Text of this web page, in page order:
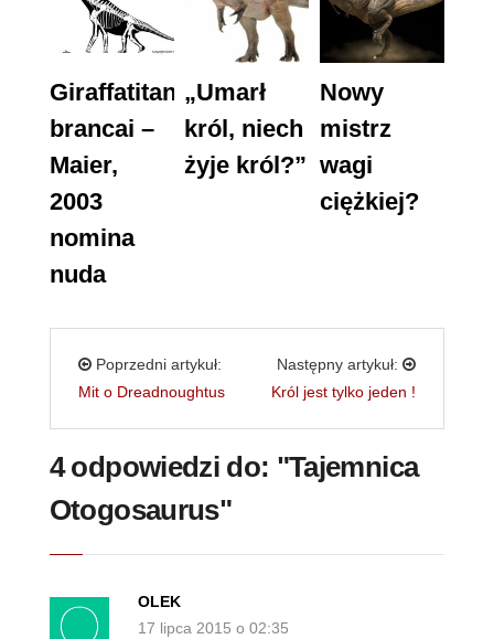
Giraffatitan
brancai –
Maier,
2003
nomina
nuda
„Umarł
król, niech
żyje król?”
Nowy
mistrz
wagi
ciężkiej?
Poprzedni artykuł:
Mit o Dreadnoughtus
Następny artykuł:
Król jest tylko jeden !
4 odpowiedzi do: "Tajemnica
Otogosaurus"
OLEK
17 lipca 2015 o 02:35